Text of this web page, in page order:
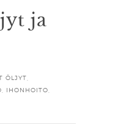
ja
ÖLJYT
IHONHOITO